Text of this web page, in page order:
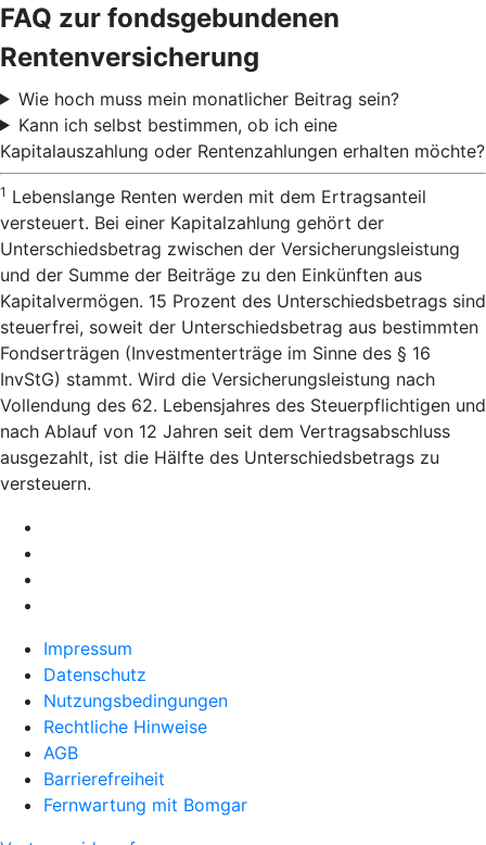
FAQ zur fondsgebundenen
Rentenversicherung
Wie hoch muss mein monatlicher Beitrag sein?
Kann ich selbst bestimmen, ob ich eine
Kapitalauszahlung oder Rentenzahlungen erhalten möchte?
1 Lebenslange Renten werden mit dem Ertragsanteil
versteuert. Bei einer Kapitalzahlung gehört der
Unterschiedsbetrag zwischen der Versicherungsleistung
und der Summe der Beiträge zu den Einkünften aus
Kapitalvermögen. 15 Prozent des Unterschiedsbetrags sind
steuerfrei, soweit der Unterschiedsbetrag aus bestimmten
Fondserträgen (Investmenterträge im Sinne des § 16
InvStG) stammt. Wird die Versicherungsleistung nach
Vollendung des 62. Lebensjahres des Steuerpflichtigen und
nach Ablauf von 12 Jahren seit dem Vertragsabschluss
ausgezahlt, ist die Hälfte des Unterschiedsbetrags zu
versteuern.
Impressum
Datenschutz
Nutzungsbedingungen
Rechtliche Hinweise
AGB
Barrierefreiheit
Fernwartung mit Bomgar